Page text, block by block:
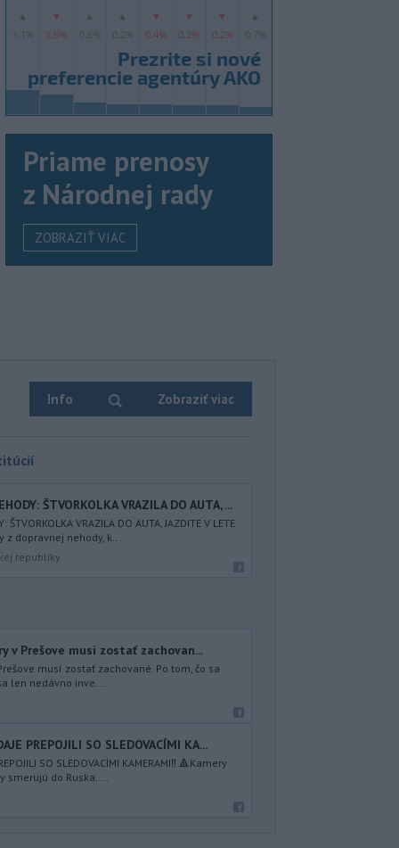
Priame prenosy
z Národnej rady
ZOBRAZIŤ VIAC
Info Zobraziť viac
ŠTVORKOLKA VRAZILA DO AUTA, ...
ŠTVORKOLKA VRAZILA DO AUTA, JAZDITE V LETE
z dopravnej nehody, k...
republiky
v Prešove musí zostať zachovan...
musí zostať zachované. Po tom, čo sa
len nedávno inve...
PREPOJILI SO SLEDOVACÍMI KA...
SO SLEDOVACÍMI KAMERAMI‼️ 🔺Kamery
smerujú do Ruska....